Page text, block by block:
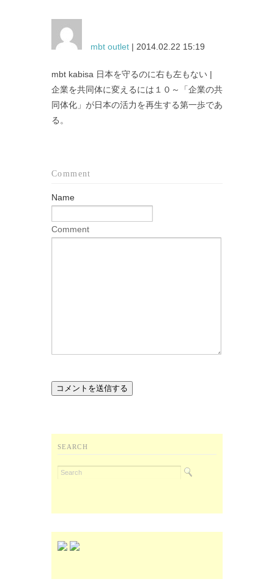
mbt outlet | 2014.02.22 15:19
mbt kabisa 日本を守るのに右も左もない |
企業を共同体に変えるには１０～「企業の共
同体化」が日本の活力を再生する第一歩であ
る。
Comment
Name
Comment
SEARCH